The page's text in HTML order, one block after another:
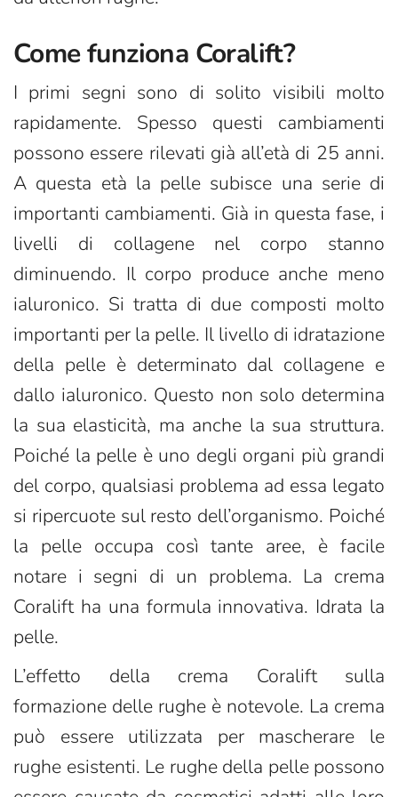
Come funziona Coralift?
I primi segni sono di solito visibili molto
rapidamente. Spesso questi cambiamenti
possono essere rilevati già all’età di 25 anni.
A questa età la pelle subisce una serie di
importanti cambiamenti. Già in questa fase, i
livelli di collagene nel corpo stanno
diminuendo. Il corpo produce anche meno
ialuronico. Si tratta di due composti molto
importanti per la pelle. Il livello di idratazione
della pelle è determinato dal collagene e
dallo ialuronico. Questo non solo determina
la sua elasticità, ma anche la sua struttura.
Poiché la pelle è uno degli organi più grandi
del corpo, qualsiasi problema ad essa legato
si ripercuote sul resto dell’organismo. Poiché
la pelle occupa così tante aree, è facile
notare i segni di un problema. La crema
Coralift ha una formula innovativa. Idrata la
pelle.
L’effetto della crema Coralift sulla
formazione delle rughe è notevole. La crema
può essere utilizzata per mascherare le
rughe esistenti. Le rughe della pelle possono